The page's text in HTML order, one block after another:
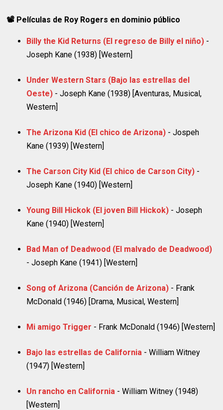
📽 Películas de Roy Rogers en dominio público
Billy the Kid Returns (El regreso de Billy el niño) -
Joseph Kane (1938) [Western]
Under Western Stars (Bajo las estrellas del
Oeste) - Joseph Kane (1938) [Aventuras, Musical,
Western]
The Arizona Kid (El chico de Arizona) - Jospeh
Kane (1939) [Western]
The Carson City Kid (El chico de Carson City) -
Joseph Kane (1940) [Western]
Young Bill Hickok (El joven Bill Hickok) - Joseph
Kane (1940) [Western]
Bad Man of Deadwood (El malvado de Deadwood)
- Joseph Kane (1941) [Western]
Song of Arizona (Canción de Arizona) - Frank
McDonald (1946) [Drama, Musical, Western]
Mi amigo Trigger - Frank McDonald (1946) [Western]
Bajo las estrellas de California - William Witney
(1947) [Western]
Un rancho en California - William Witney (1948)
[Western]